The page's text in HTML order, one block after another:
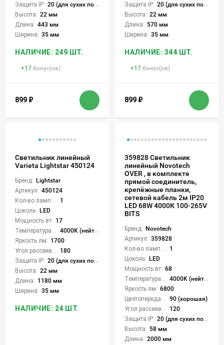
Защита IP: 20 (для сухих пом.)
Высота: 22 мм
Длина: 443 мм
Ширина: 35 мм
НАЛИЧИЕ: 249 ШТ.
+17 бонус(ов)
899 ₽
Защита IP: 20 (для сухих пом.)
Высота: 22 мм
Длина: 570 мм
Ширина: 35 мм
НАЛИЧИЕ: 344 ШТ.
+17 бонус(ов)
899 ₽
Светильник линейный
Varieta Lightstar 450124
Бренд: Lightstar
Артикул: 450124
1
Цоколь: LED
Мощность вт: 17
4000K (нейтральный)
Яркость лм: 1700
180
Защита IP: 20 (для сухих пом.)
Высота: 22 мм
Длина: 1180 мм
Ширина: 35 мм
НАЛИЧИЕ: 24 ШТ.
359828 Светильник
линейный Novotech
OVER , в комплекте
прямой соединитель,
крепёжные планки,
сетевой кабель 2м IP20
LED 68W 4000К 100-265V
BITS
Бренд: Novotech
Артикул: 359828
1
Цоколь: LED
Мощность вт: 68
4000K (нейтральный)
Яркость лм: 6800
90 (хорошая)
120
Защита IP: 20 (для сухих пом.)
Высота: 58 мм
Длина: 2000 мм